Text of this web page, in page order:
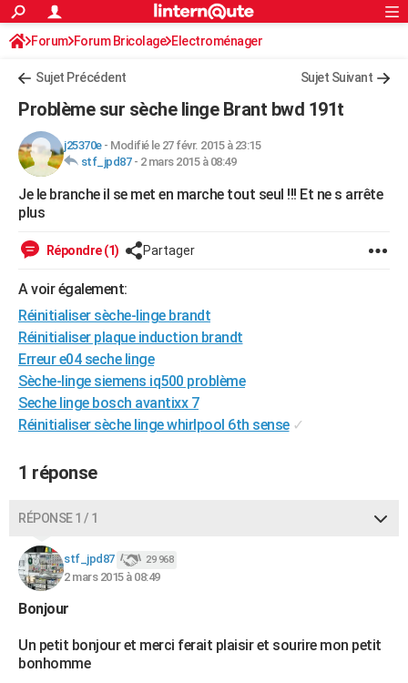
ACTUALITÉS
Politique
Société
Faits Divers
Education
Monde
Villes
+
FINANCE
Retraite
Impôts
Epargne
Immobilier
Risques naturels par ville
Banque
Assurance
Crédit
AUTO
Essais
Réserver un essai
Citadines
Berlines
SUV
Forum auto
+HIGH-TECH
Mobiles
Meilleur smartphone
Internet
Ordinateurs
Jeux vidéo
Guide high-tech
BRICOLAGE
WEEK-END
Guides de France
Escapades
Patrimoine
Expositions
Musées
Week-end nature
+LIFESTYLE
Art de vivre
Bien-être
Loisirs
ModeModes de vie
SANTE
Alimentation
Guide de la santé
Maladies
Médicaments
Sommeil
Destinations
City break
Voyage nature
Voyage de noces
Forum
Climat
PHOTO
GUIDES D'ACHAT
Carte de Noël
Carte Bonne année
Carte Saint-Valentin
Carte Pâques
Carte d'anniversaire
DICTIONNAIRE
Dictionnaire
Biographies
Citations
Expressions
Proverbes
PROGRAMME TV
COPAINS D'AVANT
S'inscrire
Connexion
Forum Forum Bricolage Electroménager
Sujet Précédent Sujet Suivant
Problème sur sèche linge Brant bwd 191t
j25370e- Modifié le 27 févr. 2015 à 23:15
stf_jpd87- 2 mars 2015 à 08:49
Je le branche il se met en marche tout seul !!! Et ne s arrête
plus
Répondre (1) Partager
A voir également:
Réinitialiser sèche-linge brandt
Réinitialiser plaque induction brandt
Erreur e04 seche linge
Sèche-linge siemens iq500 problème
Seche linge bosch avantixx 7
Réinitialiser sèche linge whirlpool 6th sense ✓
1 réponse
RÉPONSE 1 / 1
stf_jpd87 29 968
2 mars 2015 à 08:49
Bonjour
Un petit bonjour et merci ferait plaisir et sourire mon petit
bonhomme